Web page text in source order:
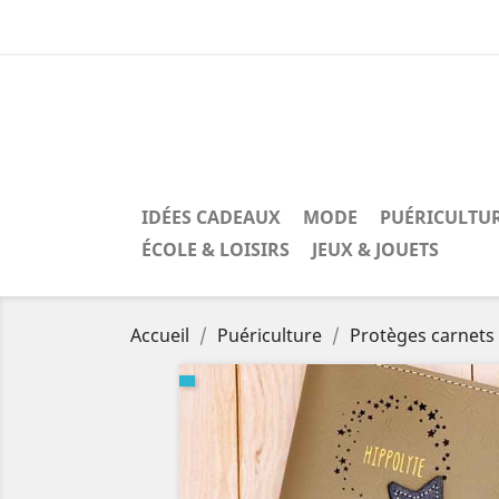
IDÉES CADEAUX MODE
ÉCOLE & LOISIRS
JEUX & JOUETS
Accueil Puériculture Protèges carnets